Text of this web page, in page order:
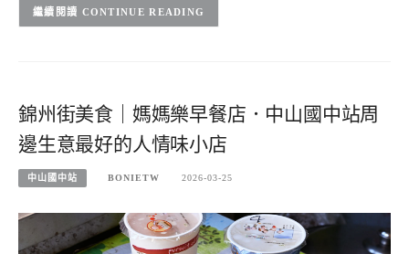
CONTINUE READING
錦州街美食｜媽媽樂早餐店．中山國中站周
邊生意最好的人情味小店
中山國中站 BONIETW 2026-03-25